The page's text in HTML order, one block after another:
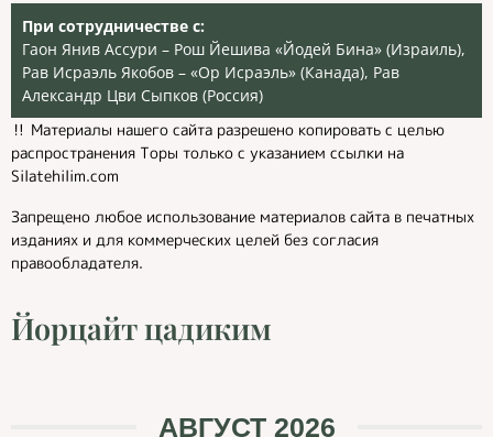
При сотрудничестве с:
Гаон Янив Ассури – Рош Йешива «Йодей Бина» (Израиль),
Рав Исраэль Якобов – «Ор Исраэль» (Канада), Рав
Александр Цви Сыпков (Россия)
‼️ Материалы нашего сайта разрешено копировать с целью
распространения Торы только с указанием ссылки на
Silatehilim.com
Запрещено любое использование материалов сайта в печатных
изданиях и для коммерческих целей без согласия
правообладателя.
Йорцайт цадиким
АВГУСТ 2026